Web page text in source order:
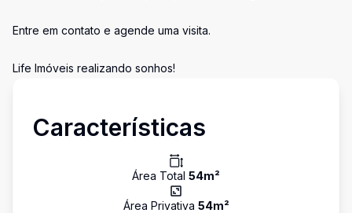
Entre em contato e agende uma visita.
Life Imóveis realizando sonhos!
Características
Área Total 54m²
Área Privativa 54m²